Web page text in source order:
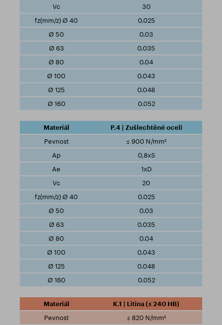
30
0.025
0.03
0.035
0.04
0.043
0.048
0.052
P.4 | Zušlechtěné oceli
≤ 900 N/mm²
0,8xS
1xD
20
0.025
0.03
0.035
0.04
0.043
0.048
0.052
K.1 | Litina (≤ 240 HB)
≤ 820 N/mm²